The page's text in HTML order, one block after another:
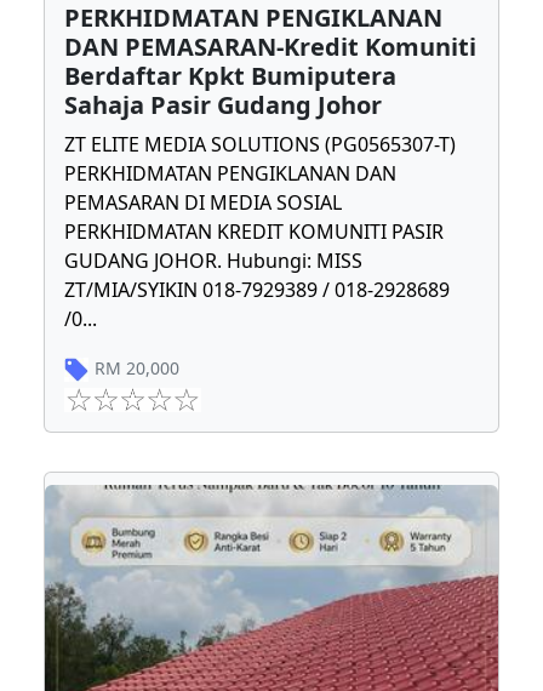
PERKHIDMATAN PENGIKLANAN
DAN PEMASARAN-Kredit Komuniti
Berdaftar Kpkt Bumiputera
Sahaja Pasir Gudang Johor
ZT ELITE MEDIA SOLUTIONS (PG0565307-T)
PERKHIDMATAN PENGIKLANAN DAN
PEMASARAN DI MEDIA SOSIAL
PERKHIDMATAN KREDIT KOMUNITI PASIR
GUDANG JOHOR. Hubungi: MISS
ZT/MIA/SYIKIN 018-7929389 / 018-2928689
/0...
RM 20,000